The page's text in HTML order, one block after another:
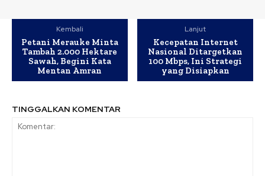
Kembali
Petani Merauke Minta
Tambah 2.000 Hektare
Sawah, Begini Kata
Mentan Amran
Lanjut
Kecepatan Internet
Nasional Ditargetkan
100 Mbps, Ini Strategi
yang Disiapkan
TINGGALKAN KOMENTAR